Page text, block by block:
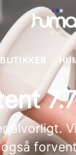
BUTIKKER ·